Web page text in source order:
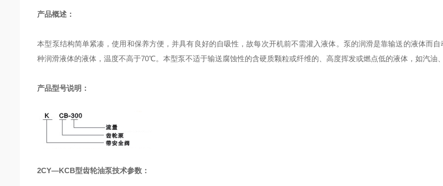
产品概述：
本型泵结构简单紧凑，使用和保养方便，并具有良好的自吸性，故每次开机前不需灌入液体。泵的润滑是靠输送的液体而
种润滑液体的液体，温度不高于70℃。本型泵不适于输送腐蚀性的含硬质颗粒或纤维的、高度挥发或燃点低的液体，如汽油
产品型号说明：
2CY—KCB型齿轮油泵技术参数：